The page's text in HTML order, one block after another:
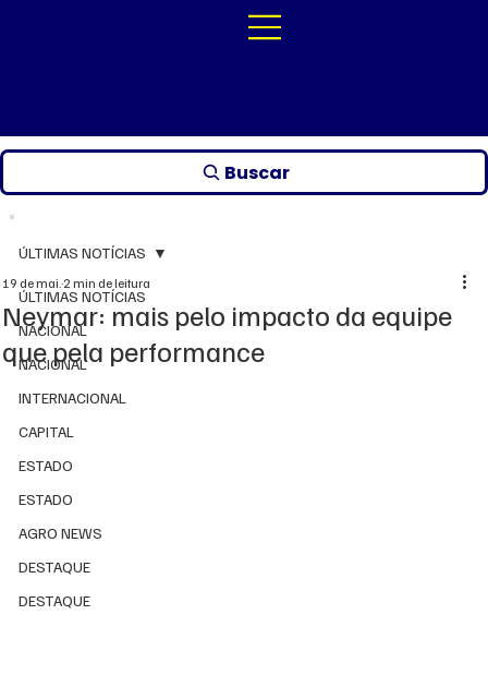
Buscar
ÚLTIMAS NOTÍCIAS
NACIONAL
NACIONAL
INTERNACIONAL
CAPITAL
ESTADO
ESTADO
AGRO NEWS
DESTAQUE
DESTAQUE
ÚLTIMAS NOTÍCIAS
Neymar: mais pelo impacto da equipe
que pela performance
19 de mai.2 min de leitura